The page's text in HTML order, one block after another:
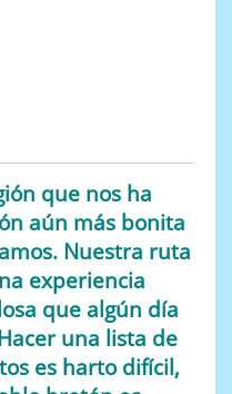
que nos ha
aún más bonita
Nuestra ruta
experiencia
que algún día
una lista de
es harto difícil,